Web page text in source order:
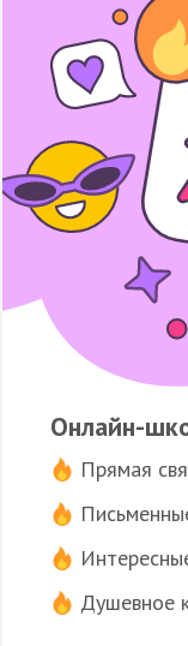
Онлайн-
Прямая
Душевное